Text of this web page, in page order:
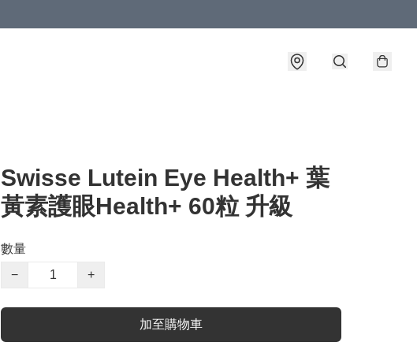
Swisse Lutein Eye Health+ 葉
黃素護眼Health+ 60粒 升級
數量
−
+
加至購物車